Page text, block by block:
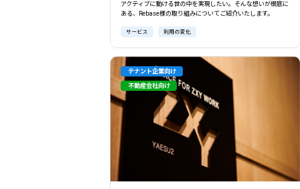
アクティブに動ける世の中を実現したい。そんな想いが根底に
ある、Rebase様の取り組みについてご紹介いたします。
サービス 利用の変化
テナント企業向け
不動産会社向け